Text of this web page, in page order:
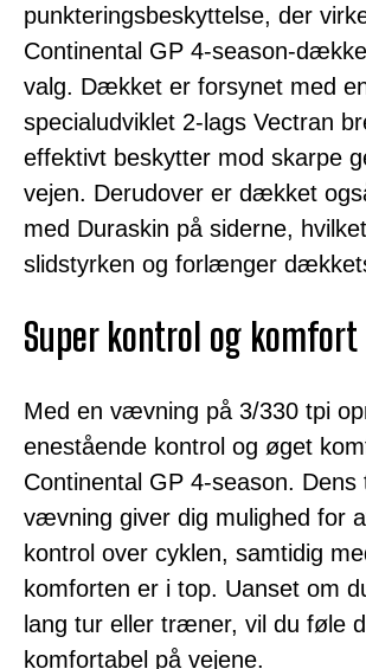
punkteringsbeskyttelse, der
Continental GP 4-season-
valg. Dækket er forsynet med
specialudviklet 2-lags Vectran
effektivt beskytter mod skarpe
vejen. Derudover er dækket
med Duraskin på siderne,
slidstyrken og forlænger
Super kontrol og komfort
Med en vævning på 3/330 tpi
enestående kontrol og øget
Continental GP 4-season.
vævning giver dig mulighed for
kontrol over cyklen, samtidig
komforten er i top. Uanset om
lang tur eller træner, vil du føle
komfortabel på vejene.